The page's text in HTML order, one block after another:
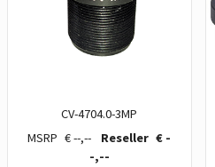
CV-4704.0-3MP
€ --,--
€ -
-,--